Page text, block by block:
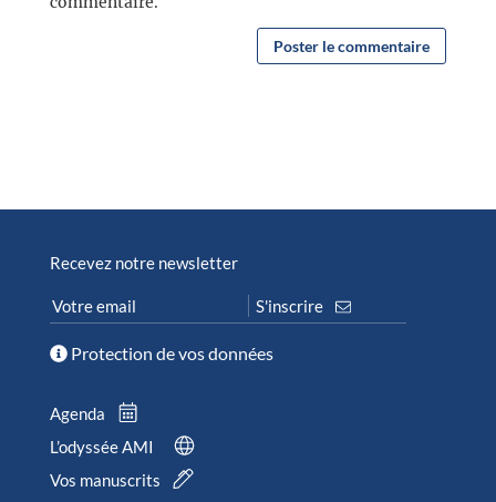
Recevez notre newsletter
Protection de vos données
Agenda
L’odyssée AMI
Vos manuscrits